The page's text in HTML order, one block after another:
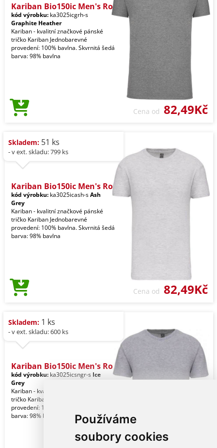
Používáme
soubory cookies
Kariban Bio150ic Men's Ro
kód výrobku: ka3025icgrh-s
Graphite Heather
Kariban - kvalitní značkové pánské
tričko Kariban Jednobarevné
provedení: 100% bavlna. Skvrnitá šedá
barva: 98% bavlna
Cena od 82,49Kč
Skladem: 51 ks
- v ext. skladu: 799 ks
Kariban Bio150ic Men's Ro
kód výrobku: ka3025icash-sAsh
Grey
Kariban - kvalitní značkové pánské
tričko Kariban Jednobarevné
provedení: 100% bavlna. Skvrnitá šedá
barva: 98% bavlna
Cena od 82,49Kč
Skladem: 1 ks
- v ext. skladu: 600 ks
Kariban Bio150ic Men's Ro
kód výrobku: ka3025icsngr-s Ice
Grey
Kariban - kvalitní značkové pánské
tričko Kariban Jednobarevné
provedení: 100% bavlna. Skvrnitá šedá
barva: 98% bavlna